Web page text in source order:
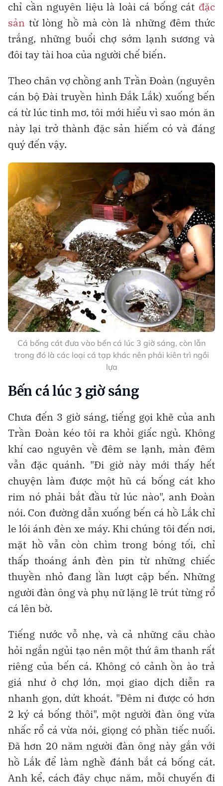
chỉ cần nguyên liệu là loài cá bống cát đặc
sản từ lòng hồ mà còn là những đêm thức
trắng, những buổi chợ sớm lạnh sương và
đôi tay tài hoa của người chế biến.
Theo chân vợ chồng anh Trần Đoàn (nguyên
cán bộ Đài truyền hình Đắk Lắk) xuống bến
cá từ lúc tinh mơ, tôi mới hiểu vì sao món ăn
này lại trở thành đặc sản hiếm có và đáng
quý đến vậy.
Cá bống cát đưa vào bến cá lúc 3 giờ sáng, còn lẫn
trong đó là các loại cá tạp khác nên phải kiên trì ngồi
lựa
Bến cá lúc 3 giờ sáng
Chưa đến 3 giờ sáng, tiếng gọi khẽ của anh
Trần Đoàn kéo tôi ra khỏi giấc ngủ. Không
khí cao nguyên về đêm se lạnh, màn đêm
vẫn đặc quánh. "Đi giờ này mới thấy hết
chuyện làm được một hũ cá bống cát kho
rim nó phải bắt đầu từ lúc nào", anh Đoàn
nói. Con đường dẫn xuống bến cá hồ Lắk chỉ
le lói ánh đèn xe máy. Khi chúng tôi đến nơi,
mặt hồ vẫn còn chìm trong bóng tối, chỉ
thấp thoáng ánh đèn pin từ những chiếc
thuyền nhỏ đang lần lượt cập bến. Những
người đàn ông và phụ nữ lặng lẽ trút từng rổ
cá lên bờ.
Tiếng nước vỗ nhẹ, và cả những câu chào
hỏi ngắn ngủi tạo nên một thứ âm thanh rất
riêng của bến cá. Không có cảnh ồn ào trả
giá như ở chợ lớn, mọi giao dịch diễn ra
nhanh gọn, dứt khoát. "Đêm ni được có hơn
2 ký cá bống thôi", một người đàn ông vừa
nhấc rổ cá vừa nói, giọng có phần tiếc nuối.
Đã hơn 20 năm người đàn ông này gắn với
hồ Lắk để làm nghề đánh bắt cá bống cát.
Anh kể, cách đây chục năm, mỗi chuyến đi